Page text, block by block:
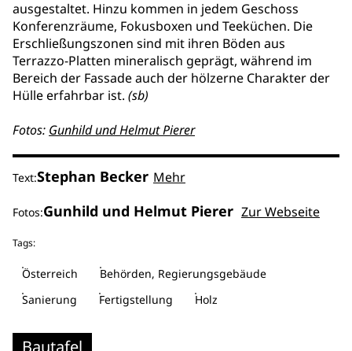
ausgestaltet. Hinzu kommen in jedem Geschoss
Konferenzräume, Fokusboxen und Teeküchen. Die
Erschließungszonen sind mit ihren Böden aus
Terrazzo-Platten mineralisch geprägt, während im
Bereich der Fassade auch der hölzerne Charakter der
Hülle erfahrbar ist. (sb)
Fotos: Gunhild und Helmut Pierer
Text:Stephan Becker Mehr
Fotos:Gunhild und Helmut Pierer Zur Webseite
Tags:
Österreich
Behörden, Regierungsgebäude
Sanierung
Fertigstellung Holz